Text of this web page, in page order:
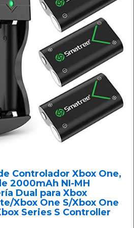
Controlador Xbox One,
2000mAh NI-MH
Dual para Xbox
Xbox One S/Xbox One
Series S Controller